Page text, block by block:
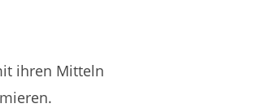
ihren Mitteln